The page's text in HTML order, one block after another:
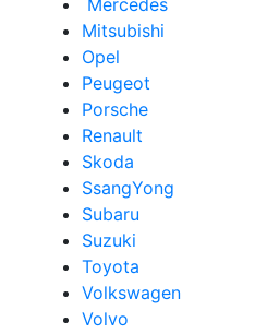
Mercedes
Mitsubishi
Opel
Peugeot
Porsche
Renault
Skoda
SsangYong
Subaru
Suzuki
Toyota
Volkswagen
Volvo